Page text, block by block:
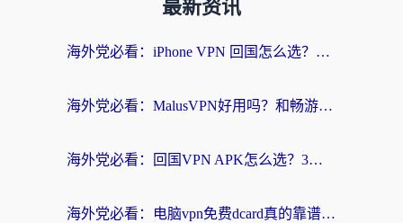
最新资讯
海外党必看：iPhone VPN 回国怎么选？一篇搞定无缝访问国内资源
海外党必看：MalusVPN好用吗？和畅游VPN对比哪个回国效果更好？附穿梭飞鱼神龟真实体验
海外党必看：回国VPN APK怎么选？3步教你无缝刷国内剧玩国服
海外党必看：电脑vpn免费dcard真的靠谱吗？教你选对回国加速器无缝访问国内资源